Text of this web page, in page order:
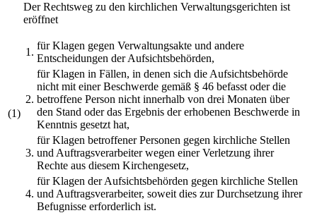
(1)
Der Rechtsweg zu den kirchlichen Verwaltungsgerichten ist
eröffnet
1.
für Klagen gegen Verwaltungsakte und andere
Entscheidungen der Aufsichtsbehörden,
2.
für Klagen in Fällen, in denen sich die Aufsichtsbehörde
nicht mit einer Beschwerde gemäß § 46 befasst oder die
betroffene Person nicht innerhalb von drei Monaten über
den Stand oder das Ergebnis der erhobenen Beschwerde in
Kenntnis gesetzt hat,
3.
für Klagen betroffener Personen gegen kirchliche Stellen
und Auftragsverarbeiter wegen einer Verletzung ihrer
Rechte aus diesem Kirchengesetz,
4.
für Klagen der Aufsichtsbehörden gegen kirchliche Stellen
und Auftragsverarbeiter, soweit dies zur Durchsetzung ihrer
Befugnisse erforderlich ist.